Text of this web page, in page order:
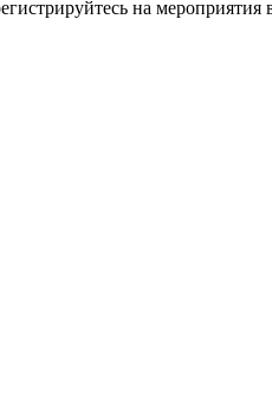
на мероприятия